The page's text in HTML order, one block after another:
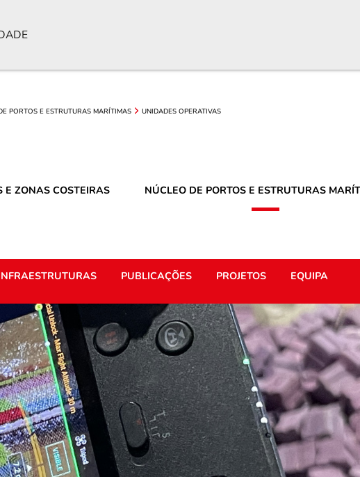
PORTOS E ESTRUTURAS MARÍTIMAS UNIDADES OPERATIVAS
E ZONAS COSTEIRAS NÚCLEO DE PORTOS E ESTRUTURAS
PUBLICAÇÕES PROJETOS EQUIPA